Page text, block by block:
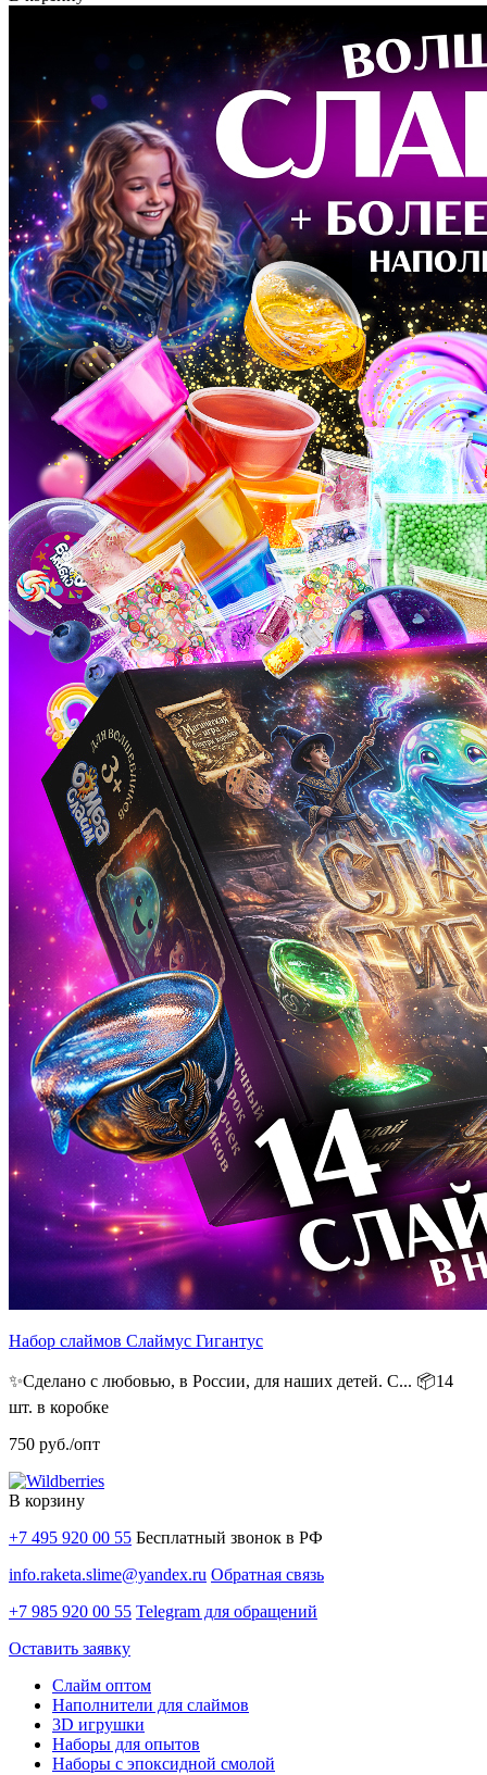
Набор слаймов Слаймус Гигантус
✨Сделано с любовью, в России, для наших детей. С... 📦14
шт. в коробке
750 руб./опт
В корзину
+7 495 920 00 55 Бесплатный звонок в РФ
info.raketa.slime@yandex.ru Обратная связь
+7 985 920 00 55 Telegram для обращений
Оставить заявку
Слайм оптом
Наполнители для слаймов
3D игрушки
Наборы для опытов
Наборы с эпоксидной смолой